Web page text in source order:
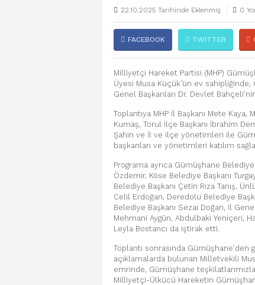
22.10.2025 Tarihinde Eklenmiş 0
FACEBOOK TWITTER
Milliyetçi Hareket Partisi (MHP)
Üyesi Musa Küçük’ün ev
Genel Başkanları Dr. Devlet
Toplantıya MHP İl Başkanı Mete
Kumaş, Torul İlçe Başkanı İbrahim
Şahin ve İl ve ilçe yönetimleri ile
başkanları ve yönetimleri katılım
Programa ayrıca Gümüşhane
Özdemir, Köse Belediye Başkanı
Belediye Başkanı Çetin Rıza Tanış,
Celil Erdoğan, Deredolu Belediye
Belediye Başkanı Sezai Doğan, İl
Mehmani Aygün, Abdulbaki Yeniçeri,
Leyla Bostancı da iştirak etti.
Toplantı sonrasında
açıklamalarda bulunan Milletvekili
emrinde, Gümüşhane
Milliyetçi-Ülkücü Hareketin